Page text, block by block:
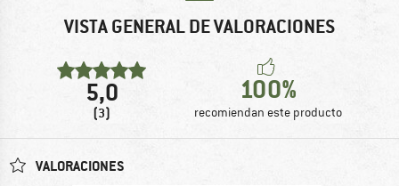
VISTA GENERAL DE VALORACIONES
5,0
(3)
100%
recomiendan este producto
VALORACIONES